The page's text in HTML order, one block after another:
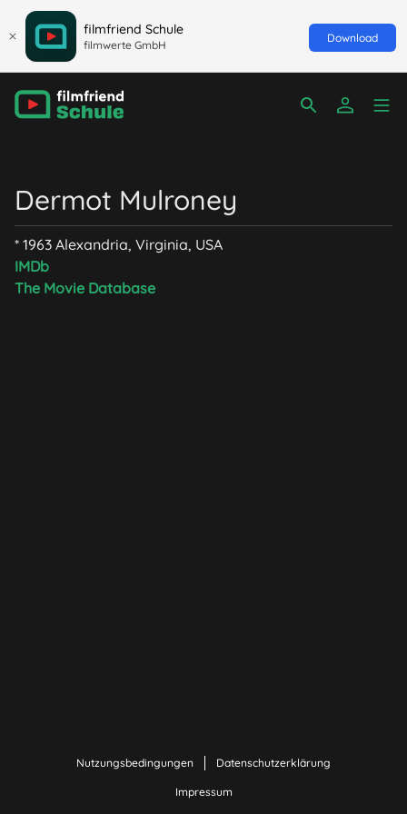
filmfriend Schule
filmwerte GmbH
Download
Dermot Mulroney
* 1963 Alexandria, Virginia, USA
IMDb
The Movie Database
Nutzungsbedingungen Datenschutzerklärung
Impressum